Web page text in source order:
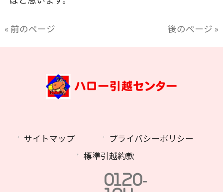
« 前のページ 後のページ »
サイトマップ
プライバシーポリシー
標準引越約款
0120-